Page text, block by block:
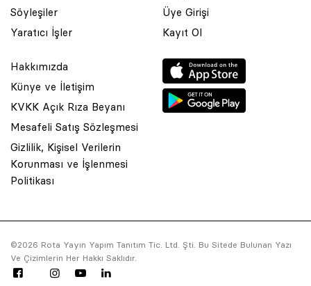
Söyleşiler
Yaratıcı İşler
Üye Girişi
Kayıt Ol
Hakkımızda
Künye ve İletişim
KVKK Açık Rıza Beyanı
Mesafeli Satış Sözleşmesi
Gizlilik, Kişisel Verilerin
Korunması ve İşlenmesi
Politikası
©2026 Rota Yayın Yapım Tanıtım Tic. Ltd. Şti. Bu Sitede Bulunan Yazı
Ve Çizimlerin Her Hakkı Saklıdır.
© 2001 Rota Yayın Yapım Tanıtım Tic. Ltd. Şti. Bu Sitede Bulunan
Asquared WordPress Agencytarafından tasarlanmış ve